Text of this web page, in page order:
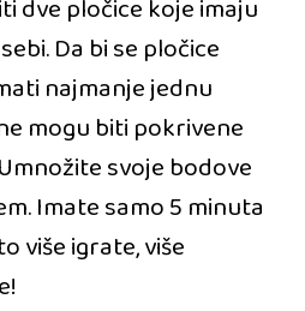
dve pločice koje imaju
Da bi se pločice
najmanje jednu
mogu biti pokrivene
svoje bodove
Imate samo 5 minuta
više igrate, više